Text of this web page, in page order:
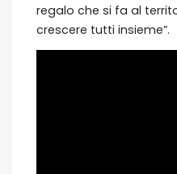
regalo che si fa al
crescere tutti insieme”.